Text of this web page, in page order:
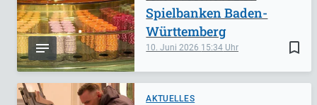
bookmark_border
10. Juni 2026 15:34
Spielbanken Baden-
Württemberg
AKTUELLES